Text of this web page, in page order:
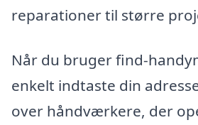
reparationer til større
Når du bruger find-
enkelt indtaste din
over håndværkere, der